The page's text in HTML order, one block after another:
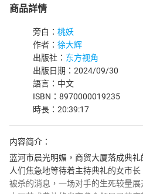
商品詳情
旁白： 桃妖
作者： 徐大辉
出版社： 东方视角
出版日期：2024/09/30
語言：中文
ISBN：8970000019235
時長：20:39:17
内容简介：
蓝河市晨光明媚，商贸大厦落成典礼
人们焦急地等待着主持典礼的女市
被杀的消息，一场对手的生死较量